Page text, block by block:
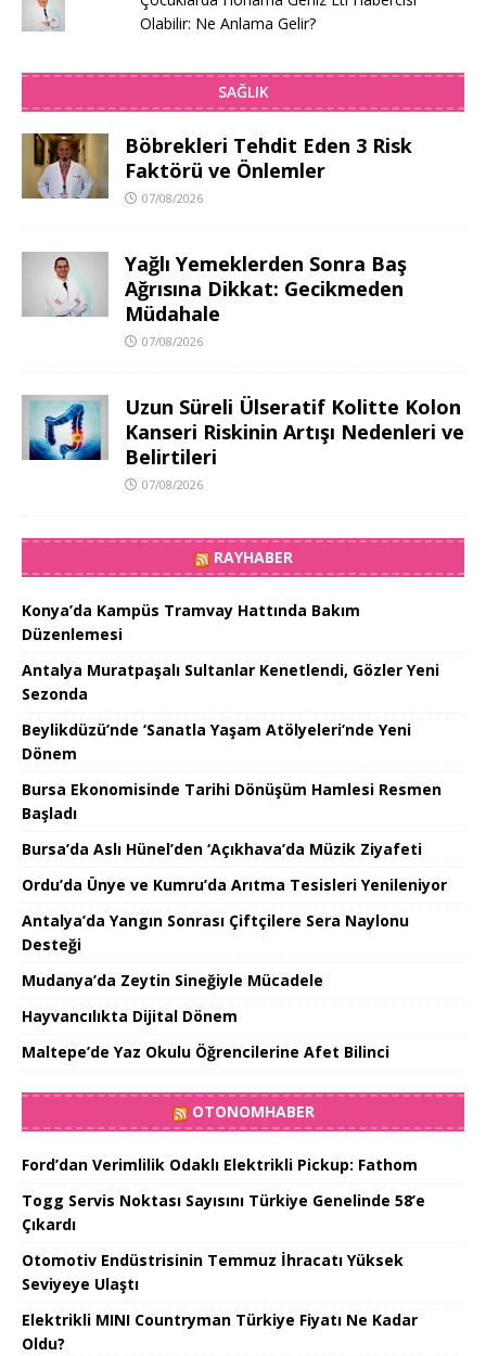
Olabilir: Ne Anlama Gelir?
SAĞLIK
Böbrekleri Tehdit Eden 3 Risk
Faktörü ve Önlemler
07/08/2026
Yağlı Yemeklerden Sonra Baş
Ağrısına Dikkat: Gecikmeden
Müdahale
07/08/2026
Uzun Süreli Ülseratif Kolitte Kolon
Kanseri Riskinin Artışı Nedenleri ve
Belirtileri
07/08/2026
RAYHABER
Konya’da Kampüs Tramvay Hattında Bakım
Düzenlemesi
Antalya Muratpaşalı Sultanlar Kenetlendi, Gözler Yeni
Sezonda
Beylikdüzü’nde ‘Sanatla Yaşam Atölyeleri’nde Yeni
Dönem
Bursa Ekonomisinde Tarihi Dönüşüm Hamlesi Resmen
Başladı
Bursa’da Aslı Hünel’den ‘Açıkhava’da Müzik Ziyafeti
Ordu’da Ünye ve Kumru’da Arıtma Tesisleri Yenileniyor
Antalya’da Yangın Sonrası Çiftçilere Sera Naylonu
Desteği
Mudanya’da Zeytin Sineğiyle Mücadele
Hayvancılıkta Dijital Dönem
Maltepe’de Yaz Okulu Öğrencilerine Afet Bilinci
OTONOMHABER
Ford’dan Verimlilik Odaklı Elektrikli Pickup: Fathom
Togg Servis Noktası Sayısını Türkiye Genelinde 58’e
Çıkardı
Otomotiv Endüstrisinin Temmuz İhracatı Yüksek
Seviyeye Ulaştı
Elektrikli MINI Countryman Türkiye Fiyatı Ne Kadar
Oldu?